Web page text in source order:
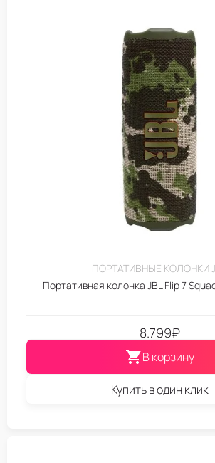
ПОРТАТИВНЫЕ КОЛОНКИ
Портативная колонка JBL Flip 7
8.799₽
В корзину
Купить в один клик